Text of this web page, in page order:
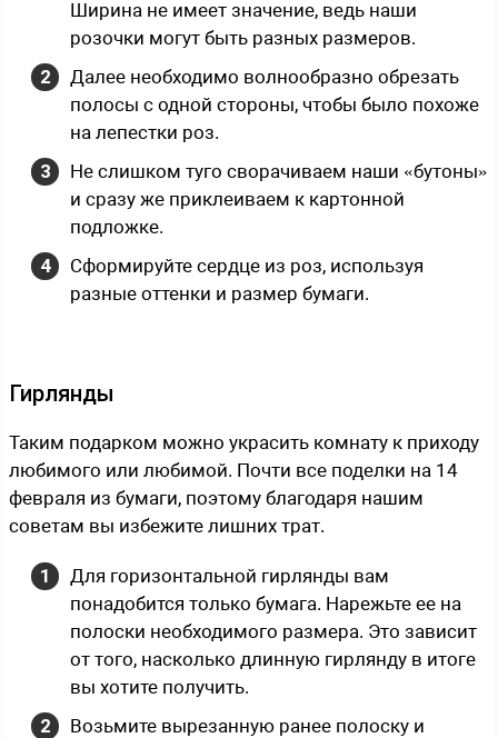
Ширина не имеет значение, ведь наши
розочки могут быть разных размеров.
Далее необходимо волнообразно обрезать
полосы с одной стороны, чтобы было похоже
на лепестки роз.
Не слишком туго сворачиваем наши «бутоны»
и сразу же приклеиваем к картонной
подложке.
Сформируйте сердце из роз, используя
разные оттенки и размер бумаги.
Гирлянды
Таким подарком можно украсить комнату к приходу
любимого или любимой. Почти все поделки на 14
февраля из бумаги, поэтому благодаря нашим
советам вы избежите лишних трат.
Для горизонтальной гирлянды вам
понадобится только бумага. Нарежьте ее на
полоски необходимого размера. Это зависит
от того, насколько длинную гирлянду в итоге
вы хотите получить.
Возьмите вырезанную ранее полоску и